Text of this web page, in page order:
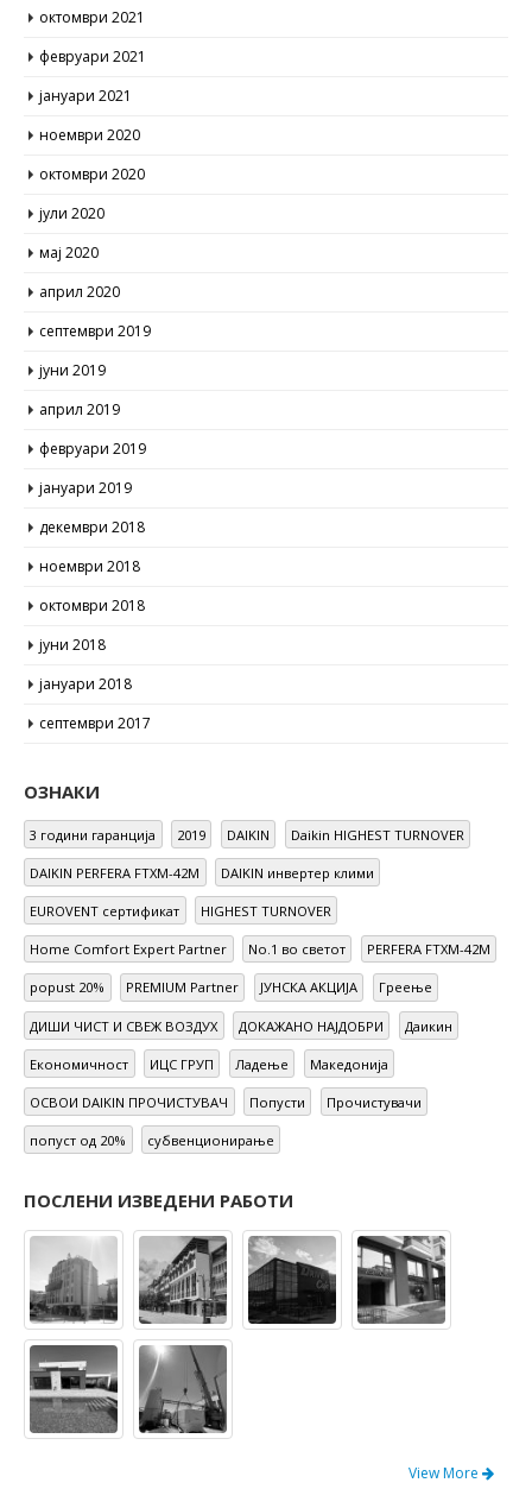
октомври 2021
февруари 2021
јануари 2021
ноември 2020
октомври 2020
јули 2020
мај 2020
април 2020
септември 2019
јуни 2019
април 2019
февруари 2019
јануари 2019
декември 2018
ноември 2018
октомври 2018
јуни 2018
јануари 2018
септември 2017
ОЗНАКИ
3 години гаранција 2019 DAIKIN Daikin HIGHEST TURNOVER
DAIKIN PERFERA FTXM-42M DAIKIN инвертер клими
EUROVENT сертификат HIGHEST TURNOVER
Home Comfort Expert Partner No.1 во светот PERFERA FTXM-42M
popust 20% PREMIUM Partner ЈУНСКА АКЦИЈА Греење
ДИШИ ЧИСТ И СВЕЖ ВОЗДУХ ДОКАЖАНО НАЈДОБРИ Даикин
Економичност ИЦС ГРУП Ладење Македонија
ОСВОИ DAIKIN ПРОЧИСТУВАЧ Попусти Прочистувачи
попуст од 20% субвенционирање
ПОСЛЕНИ ИЗВЕДЕНИ РАБОТИ
View More